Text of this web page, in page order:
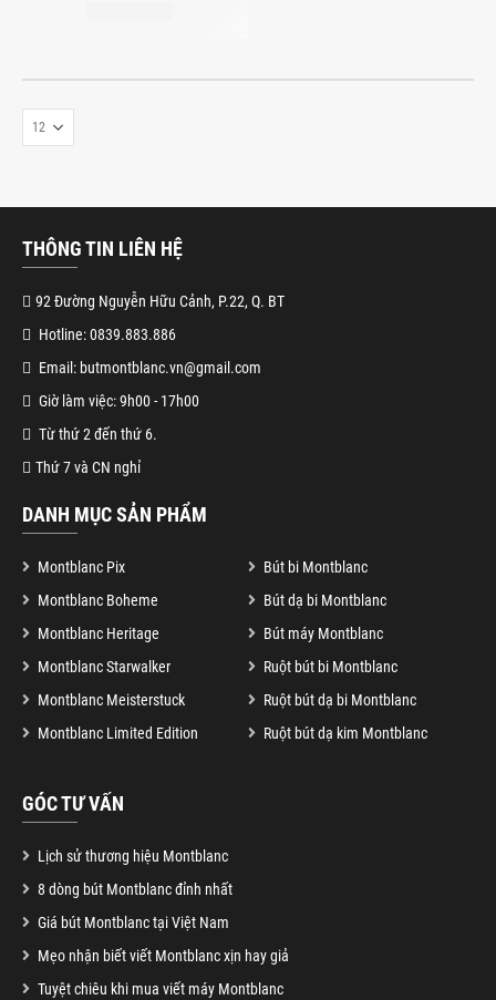
THÔNG TIN LIÊN HỆ
92 Đường Nguyễn Hữu Cảnh, P.22, Q. BT
Hotline: 0839.883.886
Email: butmontblanc.vn@gmail.com
Giờ làm việc: 9h00 - 17h00
Từ thứ 2 đến thứ 6.
Thứ 7 và CN nghỉ
DANH MỤC SẢN PHẨM
Montblanc Pix
Bút bi Montblanc
Montblanc Boheme
Bút dạ bi Montblanc
Montblanc Heritage
Bút máy Montblanc
Montblanc Starwalker
Ruột bút bi Montblanc
Montblanc Meisterstuck
Ruột bút dạ bi Montblanc
Montblanc Limited Edition
Ruột bút dạ kim Montblanc
GÓC TƯ VẤN
Lịch sử thương hiệu Montblanc
8 dòng bút Montblanc đỉnh nhất
Giá bút Montblanc tại Việt Nam
Mẹo nhận biết viết Montblanc xịn hay giả
Tuyệt chiêu khi mua viết máy Montblanc